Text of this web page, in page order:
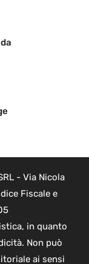
- Via Nicola
Fiscale e
in quanto
Non può
ai sensi